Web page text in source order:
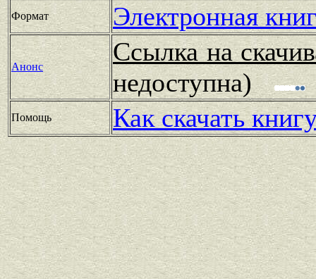
Формат Электронная
Анонс
Ссылка на
недоступна)
Помощь Как скачать